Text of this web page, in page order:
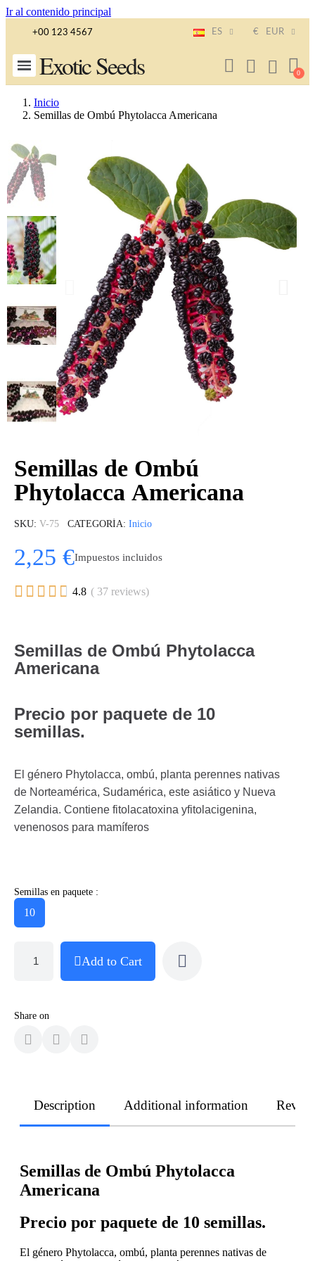
Ir al contenido principal
+00 123 4567 ES € EUR
Exotic Seeds
Inicio
Semillas de Ombú Phytolacca Americana
Semillas de Ombú
Phytolacca Americana
SKU V-75 CATEGORÍA Inicio
2,25 €Impuestos incluidos
     4.8 ( 37 reviews)
Semillas de Ombú Phytolacca
Americana
Precio por paquete de 10
semillas.
El género Phytolacca, ombú, planta perennes nativas
de Norteamérica, Sudamérica, este asiático y Nueva
Zelandia. Contiene fitolacatoxina yfitolacigenina,
venenosos para mamíferos
Semillas en paquete :
10
Add to Cart
Share on
Description Additional information
Semillas de Ombú Phytolacca
Americana
Precio por paquete de 10 semillas.
El género Phytolacca, ombú, planta perennes nativas de